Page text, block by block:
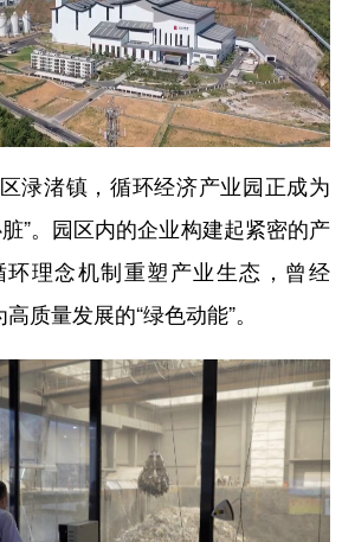
文件 金融 汽车
人居 信息化 数字经济
振兴 银龄 溯源中国
娱乐 时尚 悦读
一路 亚太网 上市公司
天津 河北 山西
吉林 上海
渚镇，循环经济产业园正成为
”。园区内的企业构建起紧密的产
环理念机制重塑产业生态，曾经
质量发展的“绿色动能”。